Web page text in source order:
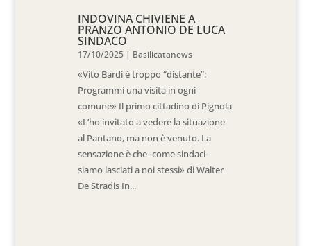
INDOVINA CHIVIENE A
PRANZO ANTONIO DE LUCA
SINDACO
17/10/2025 | Basilicatanews
«Vito Bardi è troppo “distante”:
Programmi una visita in ogni
comune» Il primo cittadino di Pignola
«L’ho invitato a vedere la situazione
al Pantano, ma non è venuto. La
sensazione è che -come sindaci-
siamo lasciati a noi stessi» di Walter
De Stradis In...